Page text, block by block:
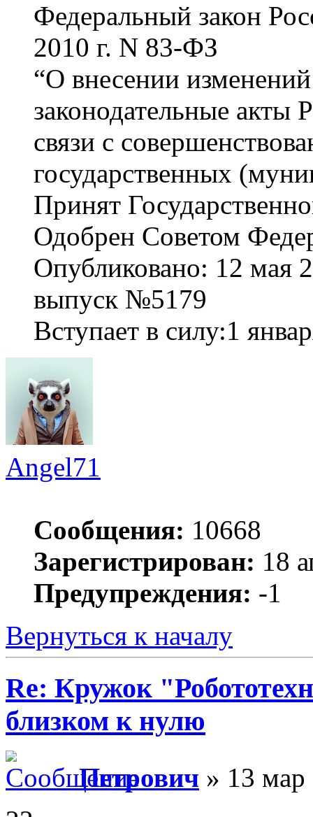
Федеральный закон
2010 г. N 83-ФЗ
“О внесении
законодательные акты
связи с
государственных
Принят
Одобрен Советом
Опубликовано: 12 мая
выпуск №5179
Вступает в силу:1
Angel71
Сообщения: 10668
Зарегистрирован: 18
Предупреждения: -1
Вернуться к началу
Re: Кружок
близком к нулю
Петрович » 13 мар